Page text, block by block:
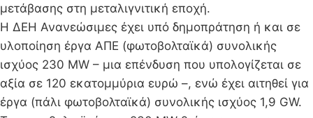
μετάβασης στη μεταλιγνιτική εποχή.
Η ΔΕΗ Ανανεώσιμες έχει υπό δημοπράτηση ή και σε
υλοποίηση έργα ΑΠΕ (φωτοβολταϊκά) συνολικής
ισχύος 230 MW – μια επένδυση που υπολογίζεται σε
αξία σε 120 εκατομμύρια ευρώ –, ενώ έχει αιτηθεί για
έργα (πάλι φωτοβολταϊκά) συνολικής ισχύος 1,9 GW.